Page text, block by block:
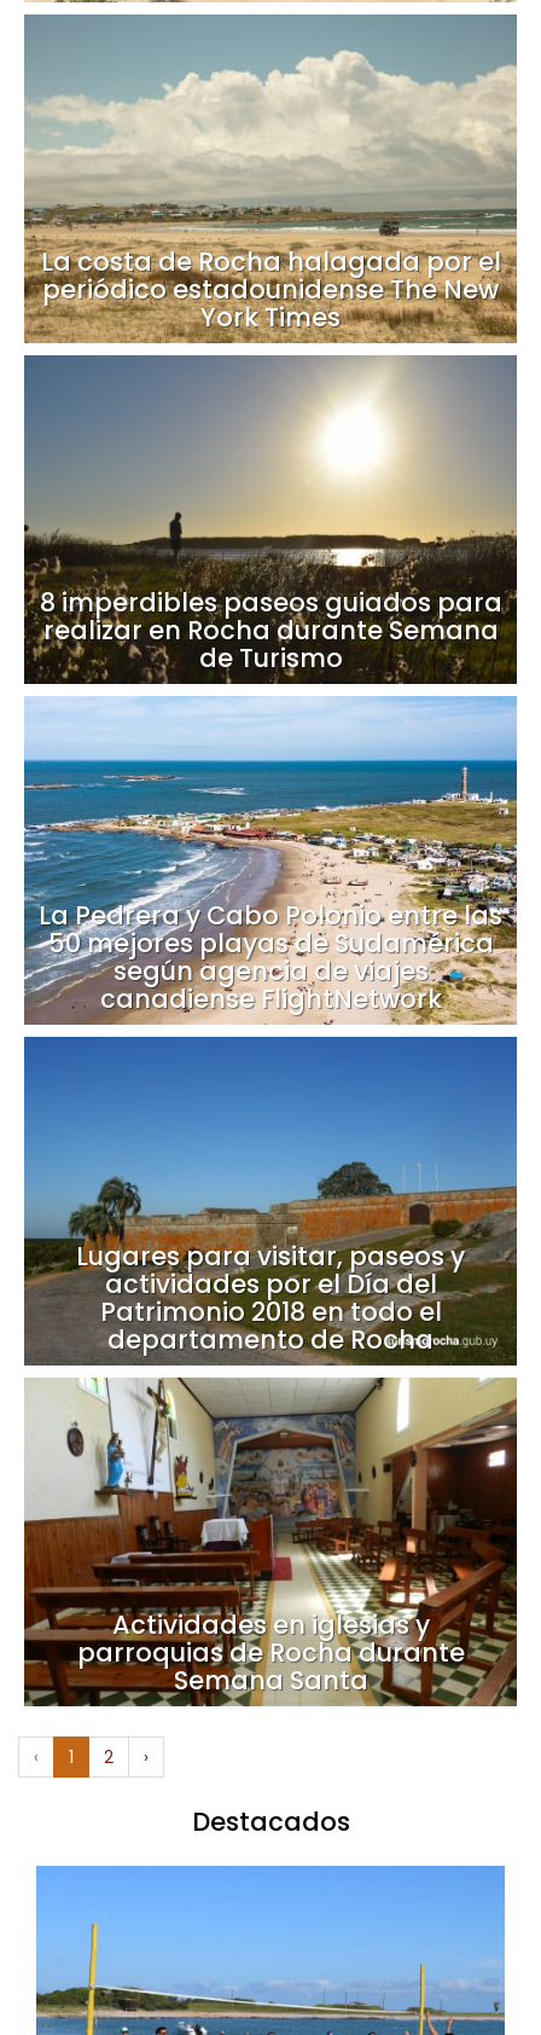
La costa de Rocha halagada por el
periódico estadounidense The New
York Times
8 imperdibles paseos guiados para
realizar en Rocha durante Semana
de Turismo
La Pedrera y Cabo Polonio entre las
50 mejores playas de Sudamérica
según agencia de viajes
canadiense FlightNetwork
Lugares para visitar, paseos y
actividades por el Día del
Patrimonio 2018 en todo el
departamento de Rocha
Actividades en iglesias y
parroquias de Rocha durante
Semana Santa
‹ 1 2 ›
Destacados